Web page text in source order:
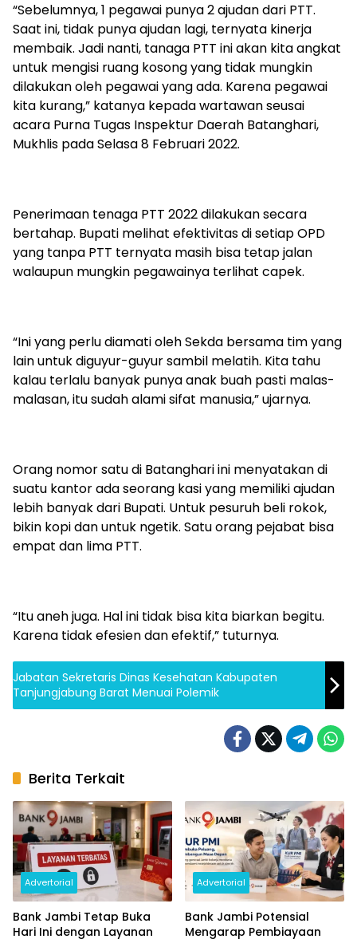
“Sebelumnya, 1 pegawai punya 2 ajudan dari PTT.
Saat ini, tidak punya ajudan lagi, ternyata kinerja
membaik. Jadi nanti, tanaga PTT ini akan kita angkat
untuk mengisi ruang kosong yang tidak mungkin
dilakukan oleh pegawai yang ada. Karena pegawai
kita kurang,” katanya kepada wartawan seusai
acara Purna Tugas Inspektur Daerah Batanghari,
Mukhlis pada Selasa 8 Februari 2022.
Penerimaan tenaga PTT 2022 dilakukan secara
bertahap. Bupati melihat efektivitas di setiap OPD
yang tanpa PTT ternyata masih bisa tetap jalan
walaupun mungkin pegawainya terlihat capek.
“Ini yang perlu diamati oleh Sekda bersama tim yang
lain untuk diguyur-guyur sambil melatih. Kita tahu
kalau terlalu banyak punya anak buah pasti malas-
malasan, itu sudah alami sifat manusia,” ujarnya.
Orang nomor satu di Batanghari ini menyatakan di
suatu kantor ada seorang kasi yang memiliki ajudan
lebih banyak dari Bupati. Untuk pesuruh beli rokok,
bikin kopi dan untuk ngetik. Satu orang pejabat bisa
empat dan lima PTT.
“Itu aneh juga. Hal ini tidak bisa kita biarkan begitu.
Karena tidak efesien dan efektif,” tuturnya.
Jabatan Sekretaris Dinas Kesehatan Kabupaten
Tanjungjabung Barat Menuai Polemik
Berita Terkait
Advertorial
Bank Jambi Tetap Buka
Hari Ini dengan Layanan
Advertorial
Bank Jambi Potensial
Mengarap Pembiayaan